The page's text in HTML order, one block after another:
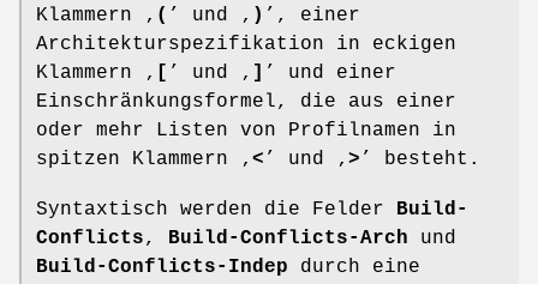
Klammern ‚ ( ’ und ‚ ) ’, einer
Architekturspezifikation in eckigen
Klammern ‚
’ und ‚
’ und einer
Einschränkungsformel, die aus einer
oder mehr Listen von Profilnamen in
spitzen Klammern ‚ < ’ und ‚ > ’ besteht.
Syntaxtisch werden die Felder Build-
Conflicts, Build-Conflicts-Arch und
Build-Conflicts-Indep durch eine